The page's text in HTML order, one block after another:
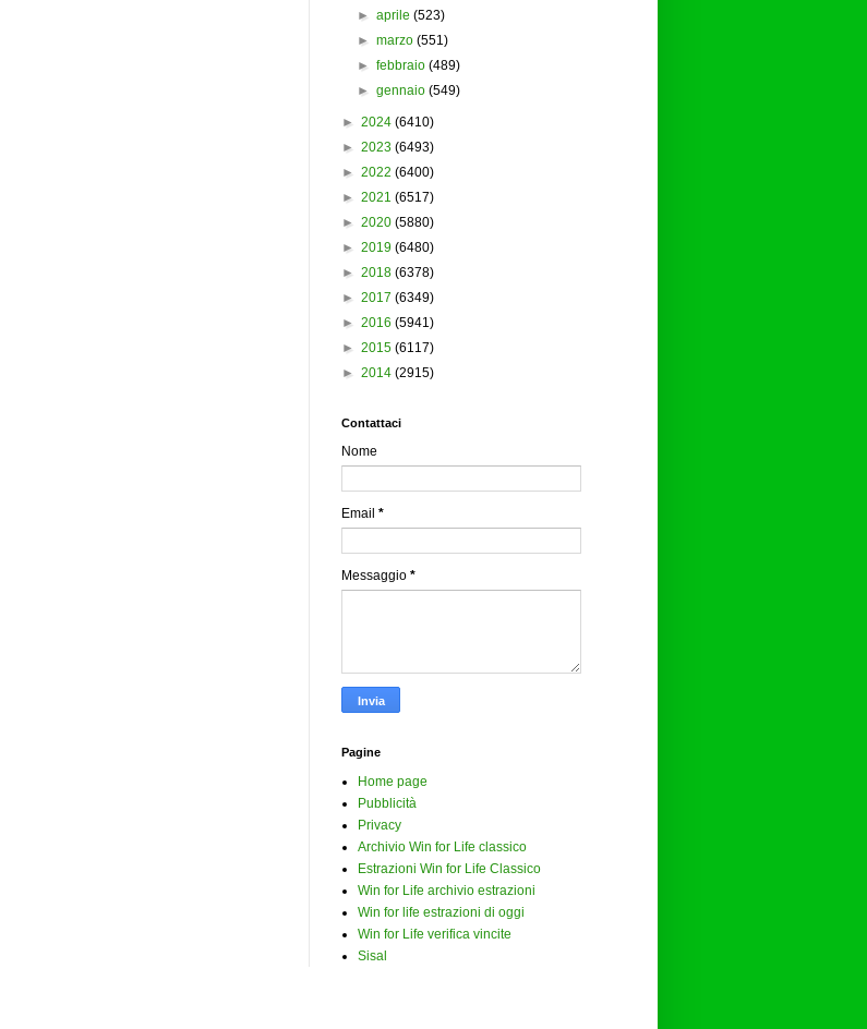
►aprile (523)
►marzo (551)
►febbraio (489)
►gennaio (549)
► 2024 (6410)
► 2023 (6493)
► 2022 (6400)
► 2021 (6517)
► 2020 (5880)
► 2019 (6480)
► 2018 (6378)
► 2017 (6349)
► 2016 (5941)
► 2015 (6117)
► 2014 (2915)
Contattaci
Nome
Email *
Messaggio *
Pagine
Home page
Pubblicità
Privacy
Archivio Win for Life classico
Estrazioni Win for Life Classico
Win for Life archivio estrazioni
Win for life estrazioni di oggi
Win for Life verifica vincite
Sisal